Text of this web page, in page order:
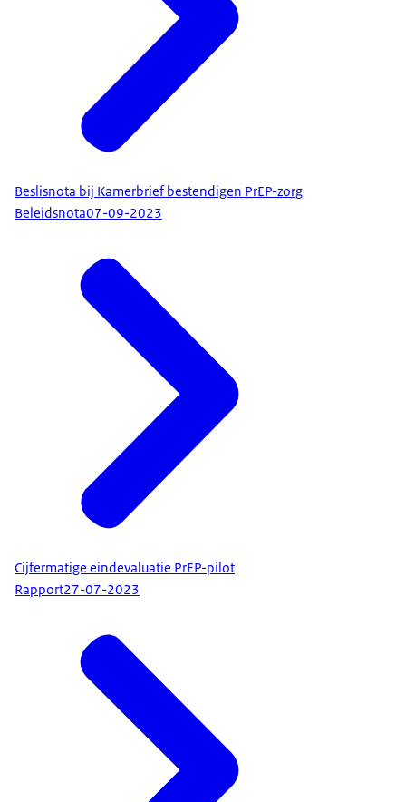
Beslisnota bij Kamerbrief bestendigen PrEP-zorg
Beleidsnota07-09-2023
Cijfermatige eindevaluatie PrEP-pilot
Rapport27-07-2023